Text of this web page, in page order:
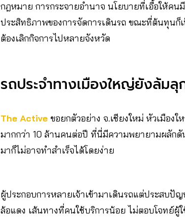
กฎหมาย การกระจายอำนาจ นโยบายที่เอื้อให้ค
ประสิทธิภาพของการจัดการเดินรถ ขณะที่ต้นทุนก็
ต้องเลิกกิจการไปหลายจังหวัด
รถประจำทางเมืองใหญ่ยังล้มลุ
The Active ขอยกตัวอย่าง จ.เชียงใหม่ หัวเมือง
มากกว่า 10 ล้านคนต่อปี ที่นี่มีความพยายามผลัก
มาก็ไม่อาจทำสำเร็จได้โดยง่าย
ผู้ประกอบการหลายเจ้าเข้ามาเดินรถแต่ประสบปั
ล้อแดง เส้นทางที่คนใช้บริการน้อย ไม่ตอบโจทย์